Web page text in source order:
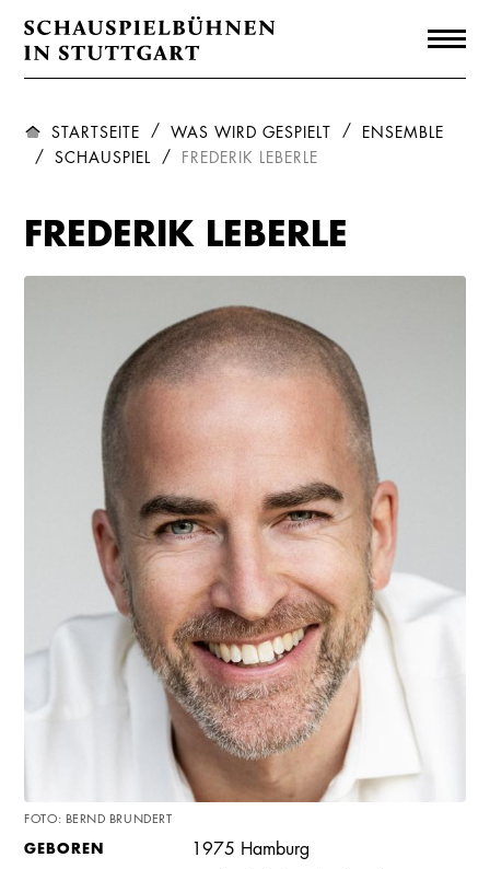
STARTSEITE WAS WIRD GESPIELT
ENSEMBLE
SCHAUSPIEL
FREDERIK LEBERLE
FREDERIK LEBERLE
GEBOREN 1975 Hamburg
FOTO: BERND BRUNDERT